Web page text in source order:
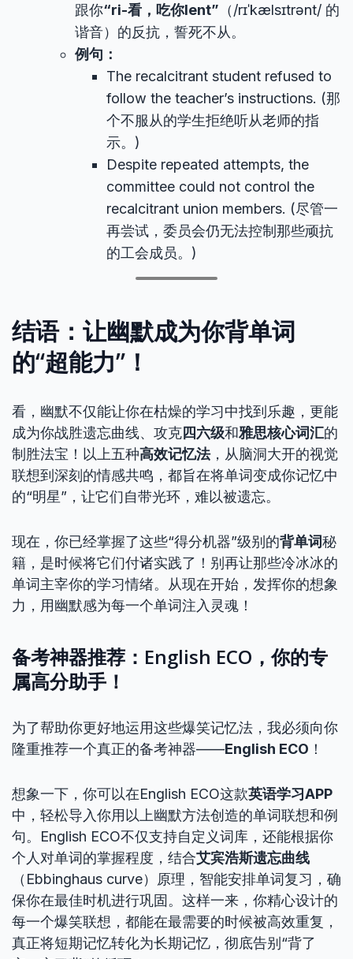
跟你“ri-看，吃你lent” （/rɪˈkælsɪtrənt/ 的
谐音）的反抗，誓死不从。
例句：
The recalcitrant student refused to
follow the teacher’s instructions. (那
个不服从的学生拒绝听从老师的指
示。)
Despite repeated attempts, the
committee could not control the
recalcitrant union members. (尽管一
再尝试，委员会仍无法控制那些顽抗
的工会成员。)
结语：让幽默成为你背单词
的“超能力”！
看，幽默不仅能让你在枯燥的学习中找到乐趣，更能
成为你战胜遗忘曲线、攻克四六级和雅思核心词汇的
制胜法宝！以上五种高效记忆法，从脑洞大开的视觉
联想到深刻的情感共鸣，都旨在将单词变成你记忆中
的“明星”，让它们自带光环，难以被遗忘。
现在，你已经掌握了这些“得分机器”级别的背单词秘
籍，是时候将它们付诸实践了！别再让那些冷冰冰的
单词主宰你的学习情绪。从现在开始，发挥你的想象
力，用幽默感为每一个单词注入灵魂！
备考神器推荐：English ECO，你的专
属高分助手！
为了帮助你更好地运用这些爆笑记忆法，我必须向你
隆重推荐一个真正的备考神器——English ECO ！
想象一下，你可以在English ECO这款英语学习APP
中，轻松导入你用以上幽默方法创造的单词联想和例
句。English ECO不仅支持自定义词库，还能根据你
个人对单词的掌握程度，结合艾宾浩斯遗忘曲线
（Ebbinghaus curve）原理，智能安排单词复习，确
保你在最佳时机进行巩固。这样一来，你精心设计的
每一个爆笑联想，都能在最需要的时候被高效重复，
真正将短期记忆转化为长期记忆，彻底告别“背了